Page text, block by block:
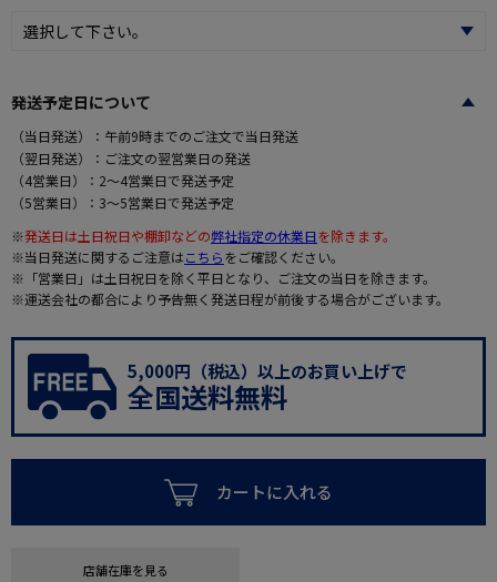
発送予定日について
（当日発送）：午前9時までのご注文で当日発送
（翌日発送）：ご注文の翌営業日の発送
（4営業日）：2～4営業日で発送予定
（5営業日）：3～5営業日で発送予定
※発送日は土日祝日や棚卸などの弊社指定の休業日を除きます。
※当日発送に関するご注意はこちらをご確認ください。
※「営業日」は土日祝日を除く平日となり、ご注文の当日を除きます。
※運送会社の都合により予告無く発送日程が前後する場合がございます。
5,000円（税込）以上のお買い上げで
全国送料無料
カートに入れる
店舗在庫を見る